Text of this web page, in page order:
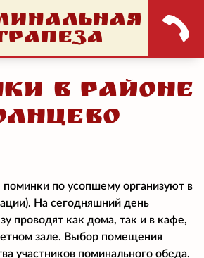
в районе
поминки по усопшему организуют в
На сегодняшний день
проводят как дома, так и в кафе,
зале. Выбор помещения
участников поминального обеда.